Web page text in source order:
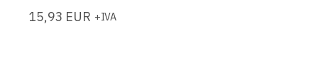
15,93 EUR +IVA